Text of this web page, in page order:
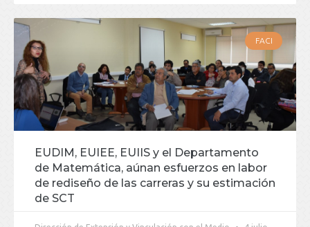
FACI
EUDIM, EUIEE, EUIIS y el Departamento
de Matemática, aúnan esfuerzos en labor
de rediseño de las carreras y su estimación
de SCT